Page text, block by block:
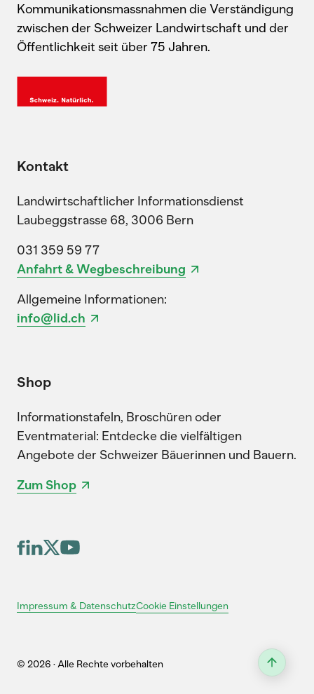
Kommunikationsmassnahmen die Verständigung
zwischen der Schweizer Landwirtschaft und der
Öffentlichkeit seit über 75 Jahren.
Kontakt
Landwirtschaftlicher Informationsdienst
Laubeggstrasse 68, 3006 Bern
031 359 59 77
Anfahrt & Wegbeschreibung
Allgemeine Informationen:
info@lid.ch
Shop
Informationstafeln, Broschüren oder
Eventmaterial: Entdecke die vielfältigen
Angebote der Schweizer Bäuerinnen und Bauern.
Zum Shop
Impressum & DatenschutzCookie Einstellungen
© 2026 · Alle Rechte vorbehalten